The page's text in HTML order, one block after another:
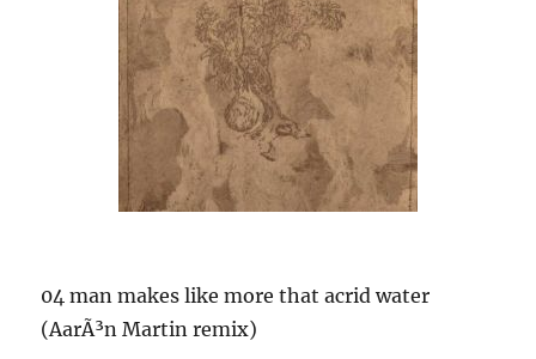
04 man makes like more that acrid water
(AarÃ³n Martin remix)